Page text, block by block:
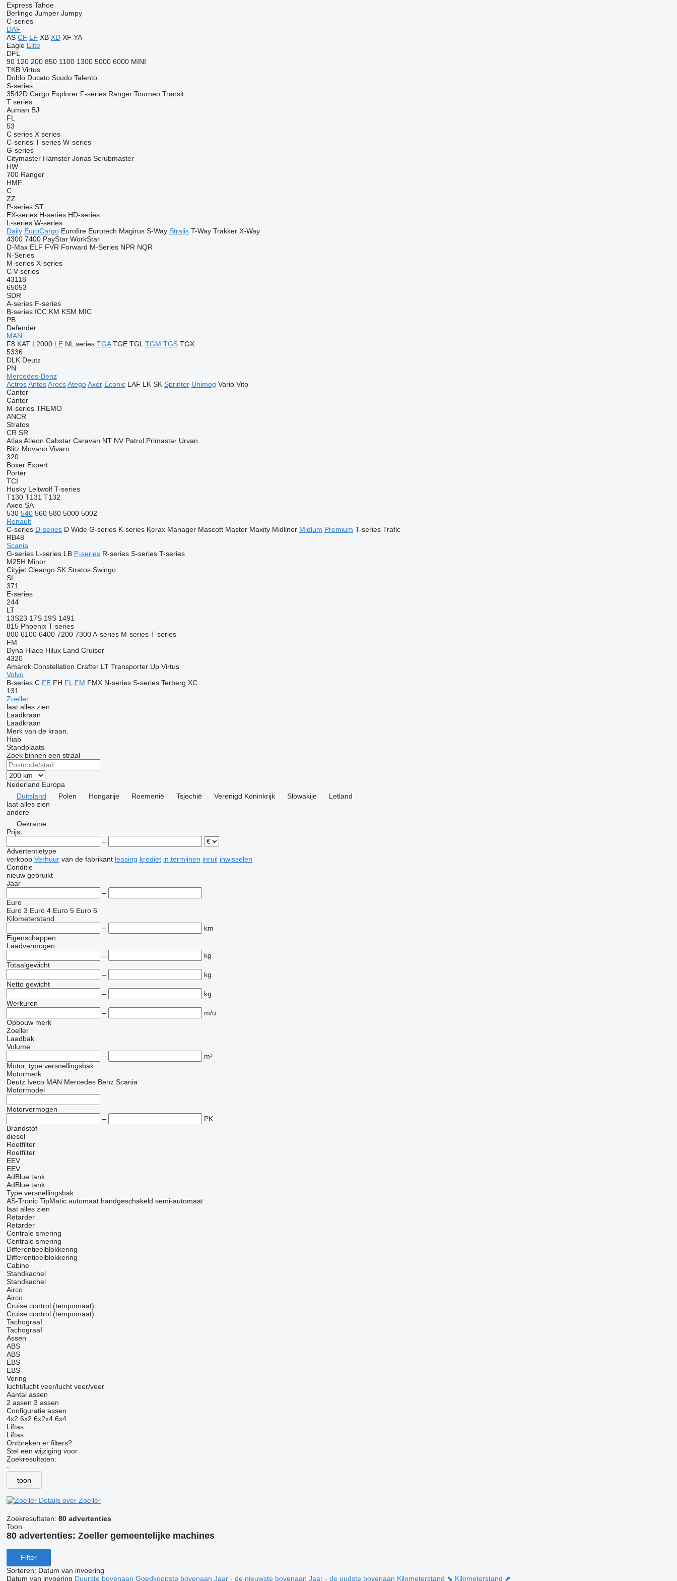
Express Tahoe
Berlingo Jumper Jumpy
C-series
DAF
AS CF LF XB XD XF YA
Eagle Elite
DFL
90 120 200 850 1100 1300 5000 6000 MINI
TKB Virtus
Doblo Ducato Scudo Talento
S-series
3542D Cargo Explorer F-series Ranger Tourneo Transit
T series
Auman BJ
FL
53
C series X series
C-series T-series W-series
G-series
Citymaster Hamster Jonas Scrubmaster
HW
700 Ranger
HMF
C
ZZ
P-series ST
EX-series H-series HD-series
L-series W-series
Daily EuroCargo Eurofire Eurotech Magirus S-Way Stralis T-Way Trakker X-Way
4300 7400 PayStar WorkStar
D-Max ELF FVR Forward M-Series NPR NQR
N-Series
M-series X-series
C V-series
43118
65053
SDR
A-series F-series
B-series ICC KM KSM MIC
PB
Defender
MAN
F8 KAT L2000 LE NL series TGA TGE TGL TGM TGS TGX
5336
DLK Deutz
PN
Mercedes-Benz
Actros Antos Arocs Atego Axor Econic LAF LK SK Sprinter Unimog Vario Vito
Canter
Canter
M-series TREMO
ANCR
Stratos
CR SR
Atlas Atleon Cabstar Caravan NT NV Patrol Primastar Urvan
Blitz Movano Vivaro
320
Boxer Expert
Porter
TCI
Husky Leitwolf T-series
T130 T131 T132
Axeo SA
530 540 560 580 5000 5002
Renault
C-series D-series D Wide G-series K-series Kerax Manager Mascott Master Maxity Midliner Midlum Premium T-series Trafic
RB48
Scania
G-series L-series LB P-series R-series S-series T-series
M25H Minor
Cityjet Cleango SK Stratos Swingo
SL
371
E-series
244
LT
13S23 17S 19S 1491
815 Phoenix T-series
800 6100 6400 7200 7300 A-series M-series T-series
FM
Dyna Hiace Hilux Land Cruiser
4320
Amarok Constellation Crafter LT Transporter Up Virtus
Volvo
B-series C FE FH FL FM FMX N-series S-series Terberg XC
131
Zoeller
laat alles zien
Laadkraan
Laadkraan
Merk van de kraan.
Hiab
Standplaats
Zoek binnen een straal
Nederland Europa
Duitsland
Polen Hongarije Roemenië Tsjechië Verenigd Koninkrijk Slowakije
Letland
laat alles zien
andere
Oekraïne
Prijs
–
Advertentietype
verkoop Verhuur van de fabrikant leasing krediet in termijnen inruil inwisselen
Conditie
nieuw gebruikt
Jaar
–
Euro
Euro 3 Euro 4 Euro 5 Euro 6
Kilometerstand
–
km
Eigenschappen
Laadvermogen
–
kg
Totaalgewicht
–
kg
Netto gewicht
–
kg
Werkuren
–
m/u
Opbouw merk
Zoeller
Laadbak
Volume
–
m³
Motor, type versnellingsbak
Motormerk
Deutz Iveco MAN Mercedes Benz Scania
Motormodel
Motorvermogen
–
PK
Brandstof
diesel
Roetfilter
Roetfilter
EEV
EEV
AdBlue tank
AdBlue tank
Type versnellingsbak
AS-Tronic TipMatic automaat handgeschakeld semi-automaat
laat alles zien
Retarder
Retarder
Centrale smering
Centrale smering
Differentieelblokkering
Differentieelblokkering
Cabine
Standkachel
Standkachel
Airco
Airco
Cruise control (tempomaat)
Cruise control (tempomaat)
Tachograaf
Tachograaf
Assen
ABS
ABS
EBS
EBS
Vering
lucht/lucht veer/lucht veer/veer
Aantal assen
2 assen 3 assen
Configuratie assen
4x2 6x2 6x2x4 6x4
Liftas
Liftas
Ontbreken er filters?
Stel een wijziging voor
Zoekresultaten:
-
toon
Details over Zoeller
Zoekresultaten: 80 advertenties
Toon
80 advertenties: Zoeller gemeentelijke machines
Filter
Sorteren: Datum van invoering
Datum van invoering Duurste bovenaan Goedkoopste bovenaan Jaar - de nieuwste bovenaan Jaar - de oudste bovenaan Kilometerstand ⬊ Kilometerstand ⬈